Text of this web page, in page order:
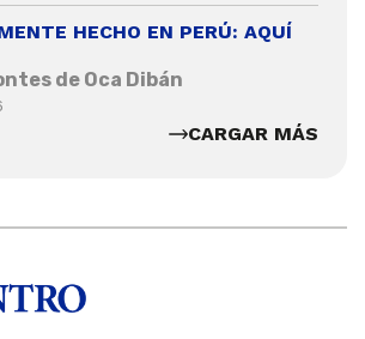
HECHO EN PERÚ: AQUÍ
de Oca Dibán
CARGAR MÁS